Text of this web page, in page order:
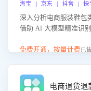
淘宝 | 京东 | 抖音 | 快
深入分析电商服装鞋包
借助 AI 大模型精准识
议，助力商家优化产品
免费开通，按量计费已
电商退货